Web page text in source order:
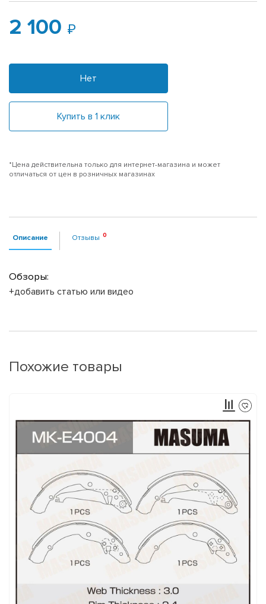
2 100
Нет
Купить в 1 клик
*Цена действительна только для интернет-магазина и может
отличаться от цен в розничных магазинах
Описание Отзывы
Обзоры:
+добавить статью или видео
Похожие товары